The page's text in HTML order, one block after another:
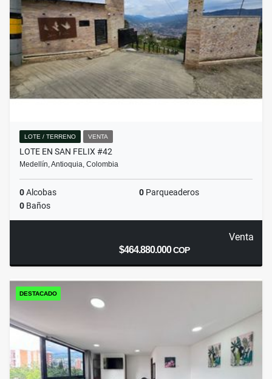
LOTE / TERRENO VENTA
LOTE EN SAN FELIX #42
Medellín, Antioquia, Colombia
0Alcobas 0 Parqueaderos
0 Baños
Venta
$464.880.000COP
DESTACADO